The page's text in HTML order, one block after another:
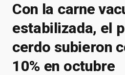
Con la carne
estabilizada, el
cerdo subieron
10% en octubre